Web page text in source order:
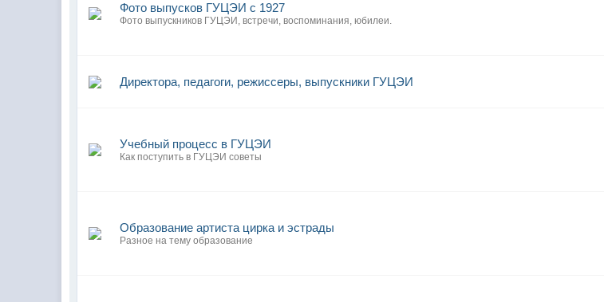
Фото выпусков ГУЦЭИ с 1927
Фото выпускников ГУЦЭИ, встречи, воспоминания, юбилеи.
Директора, педагоги, режиссеры, выпускники ГУЦЭИ
Учебный процесс в ГУЦЭИ
Как поступить в ГУЦЭИ советы
Образование артиста цирка и эстрады
Разное на тему образование